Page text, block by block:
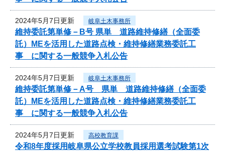
2024年5月7日更新 岐阜土木事務所
維持委託第単修－B号 県単 道路維持修繕（全面委
託）MEを活用した道路点検・維持修繕業務委託工
事 に関する一般競争入札公告
2024年5月7日更新 岐阜土木事務所
維持委託第単修－A号 県単 道路維持修繕（全面委
託）MEを活用した道路点検・維持修繕業務委託工
事 に関する一般競争入札公告
2024年5月7日更新 高校教育課
令和8年度採用岐阜県公立学校教員採用選考試験第1次